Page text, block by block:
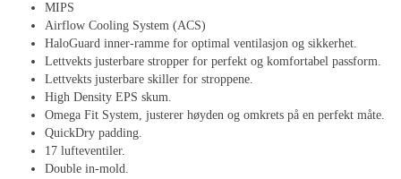
MIPS
Airflow Cooling System (ACS)
HaloGuard inner-ramme for optimal ventilasjon og sikkerhet.
Lettvekts justerbare stropper for perfekt og komfortabel passform.
Lettvekts justerbare skiller for stroppene.
High Density EPS skum.
Omega Fit System, justerer høyden og omkrets på en perfekt måte.
QuickDry padding.
17 lufteventiler.
Double in-mold.